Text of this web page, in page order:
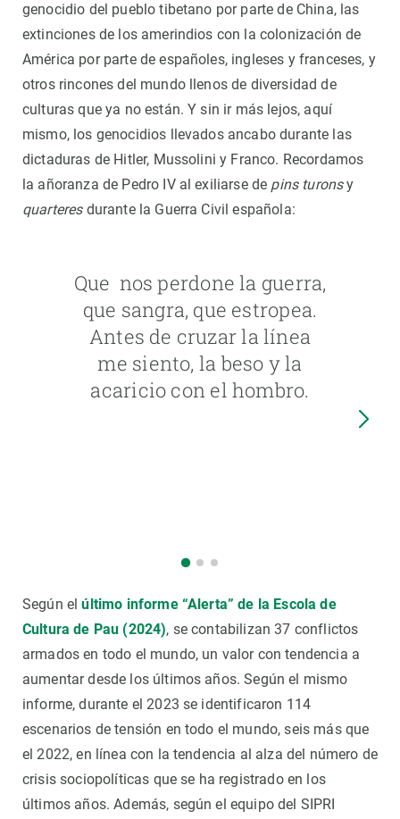
genocidio del pueblo tibetano por parte de China, las
extinciones de los amerindios con la colonización de
América por parte de españoles, ingleses y franceses, y
otros rincones del mundo llenos de diversidad de
culturas que ya no están. Y sin ir más lejos, aquí
mismo, los genocidios llevados ancabo durante las
dictaduras de Hitler, Mussolini y Franco. Recordamos
la añoranza de Pedro IV al exiliarse de pins turonsy
quarteresdurante la Guerra Civil española:
Que nos perdone la guerra,
que sangra, que estropea.
Antes de cruzar la línea
me siento, la beso y la
acaricio con el hombro.
Según elúltimo informe “Alerta” de la Escola de
Cultura de Pau (2024), se contabilizan 37 conflictos
armados en todo el mundo, un valor con tendencia a
aumentar desde los últimos años. Según el mismo
informe, durante el 2023 se identificaron 114
escenarios de tensión en todo el mundo, seis más que
el 2022, en línea con la tendencia al alza del número de
crisis sociopolíticas que se ha registrado en los
últimos años. Además, según el equipo del SIPRI